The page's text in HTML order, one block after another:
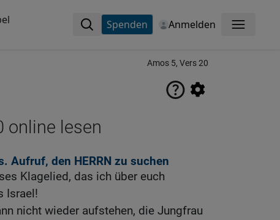
Spenden Anmelden Menü
Amos 5, Vers 20
online lesen
Aufruf, den HERRN zu suchen
Klagelied, das ich über euch
Israel!
nicht wieder aufstehen, die Jungfrau